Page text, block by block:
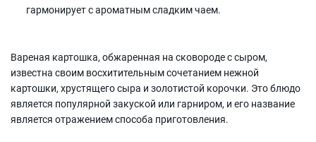
гармонирует с ароматным сладким чаем.
Вареная картошка, обжаренная на сковороде с сыром,
известна своим восхитительным сочетанием нежной
картошки, хрустящего сыра и золотистой корочки. Это блюдо
является популярной закуской или гарниром, и его название
является отражением способа приготовления.